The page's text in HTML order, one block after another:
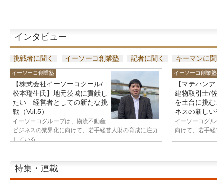
インタビュー
挑戦者に聞く イーソーコ創業塾 記者に聞く キーマンに
イーソーコ創業塾
【株式会社イーソーコクール/
松本瑞生氏】地元茨城に貢献し
たい—経営者としての新たな挑
戦（Vol.5）
イーソーコグループは、物流不動産
ビジネスの業界化に向けて、若手経営人財の育成に注力
している...
イーソーコ創業塾
【マテハン
建物取引士/
を土台に挑
ネスの新し
イーソーコグ
向けて、若手
特集・連載